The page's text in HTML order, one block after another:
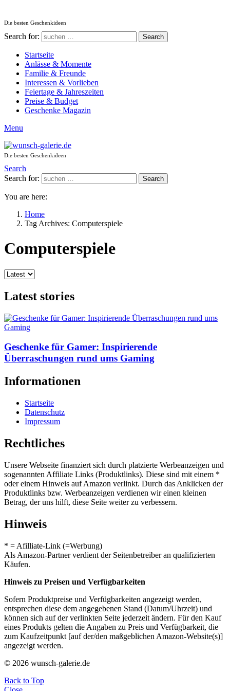
Die besten Geschenkideen
Search for: Search
Startseite
Anlässe & Momente
Familie & Freunde
Interessen & Vorlieben
Feiertage & Jahreszeiten
Preise & Budget
Geschenke Magazin
Menu
Die besten Geschenkideen
Search
Search for:
Search
You are here:
Home
Tag Archives: Computerspiele
Computerspiele
Latest stories
Geschenke für Gamer: Inspirierende
Überraschungen rund ums Gaming
Informationen
Startseite
Datenschutz
Impressum
Rechtliches
Unsere Webseite finanziert sich durch platzierte Werbeanzeigen und
sogenannten Affiliate Links (Produktlinks). Diese sind mit einem *
oder einem Hinweis auf Amazon verlinkt. Durch das Anklicken der
Produktlinks bzw. Werbeanzeigen verdienen wir einen kleinen
Betrag, der uns hilft, diese Seite weiter zu verbessern.
Hinweis
* = Afilliate-Link (=Werbung)
Als Amazon-Partner verdient der Seitenbetreiber an qualifizierten
Käufen.
Hinweis zu Preisen und Verfügbarkeiten
Sofern Produktpreise und Verfügbarkeiten angezeigt werden,
entsprechen diese dem angegebenen Stand (Datum/Uhrzeit) und
können sich auf der verlinkten Seite jederzeit ändern. Für den Kauf
eines Produkts gelten die Angaben zu Preis und Verfügbarkeit, die
zum Kaufzeitpunkt [auf der/den maßgeblichen Amazon-Website(s)]
angezeigt werden.
© 2026 wunsch-galerie.de
Back to Top